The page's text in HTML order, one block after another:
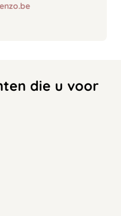
die u voor